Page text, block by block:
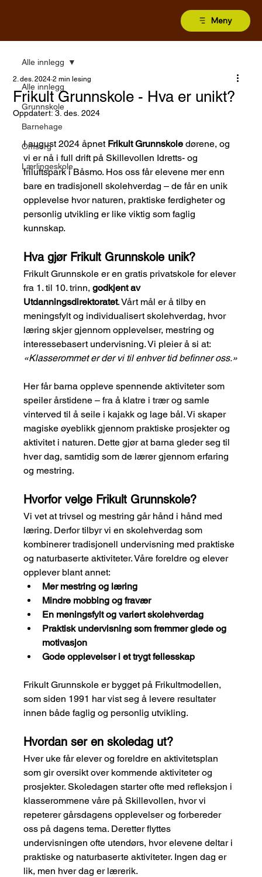
Meny
Alle innlegg
Grunnskole
Barnehage
Omsorg
Lærlingeskole
Alle innlegg
Frikult Grunnskole - Hva er unikt?
2. des. 2024 2 min lesing
Oppdatert:3. des. 2024
I august 2024 åpnet Frikult Grunnskole dørene, og
vi er nå i full drift på Skillevollen Idretts- og
friluftspark i Båsmo. Hos oss får elevene mer enn
bare en tradisjonell skolehverdag – de får en unik
opplevelse hvor naturen, praktiske ferdigheter og
personlig utvikling er like viktig som faglig
kunnskap.
Hva gjør Frikult Grunnskole unik?
Frikult Grunnskole er en gratis privatskole for elever
fra 1. til 10. trinn, godkjent av
Utdanningsdirektoratet. Vårt mål er å tilby en
meningsfylt og individualisert skolehverdag, hvor
læring skjer gjennom opplevelser, mestring og
interessebasert undervisning. Vi pleier å si at:
«Klasserommet er der vi til enhver tid befinner oss.»
Her får barna oppleve spennende aktiviteter som
speiler årstidene – fra å klatre i trær og samle
vinterved til å seile i kajakk og lage bål. Vi skaper
magiske øyeblikk gjennom praktiske prosjekter og
aktivitet i naturen. Dette gjør at barna gleder seg til
hver dag, samtidig som de lærer gjennom erfaring
og mestring.
Hvorfor velge Frikult Grunnskole?
Vi vet at trivsel og mestring går hånd i hånd med
læring. Derfor tilbyr vi en skolehverdag som
kombinerer tradisjonell undervisning med praktiske
og naturbaserte aktiviteter. Våre foreldre og elever
opplever blant annet:
Mer mestring og læring
Mindre mobbing og fravær
En meningsfylt og variert skolehverdag
Praktisk undervisning som fremmer glede og
motivasjon
Gode opplevelser i et trygt fellesskap
Frikult Grunnskole er bygget på Frikultmodellen,
som siden 1991 har vist seg å levere resultater
innen både faglig og personlig utvikling.
Hvordan ser en skoledag ut?
Hver uke får elever og foreldre en aktivitetsplan
som gir oversikt over kommende aktiviteter og
prosjekter. Skoledagen starter ofte med refleksjon i
klasserommene våre på Skillevollen, hvor vi
repeterer gårsdagens opplevelser og forbereder
oss på dagens tema. Deretter flyttes
undervisningen ofte utendørs, hvor elevene deltar i
praktiske og naturbaserte aktiviteter. Ingen dag er
lik, men hver dag er lærerik.